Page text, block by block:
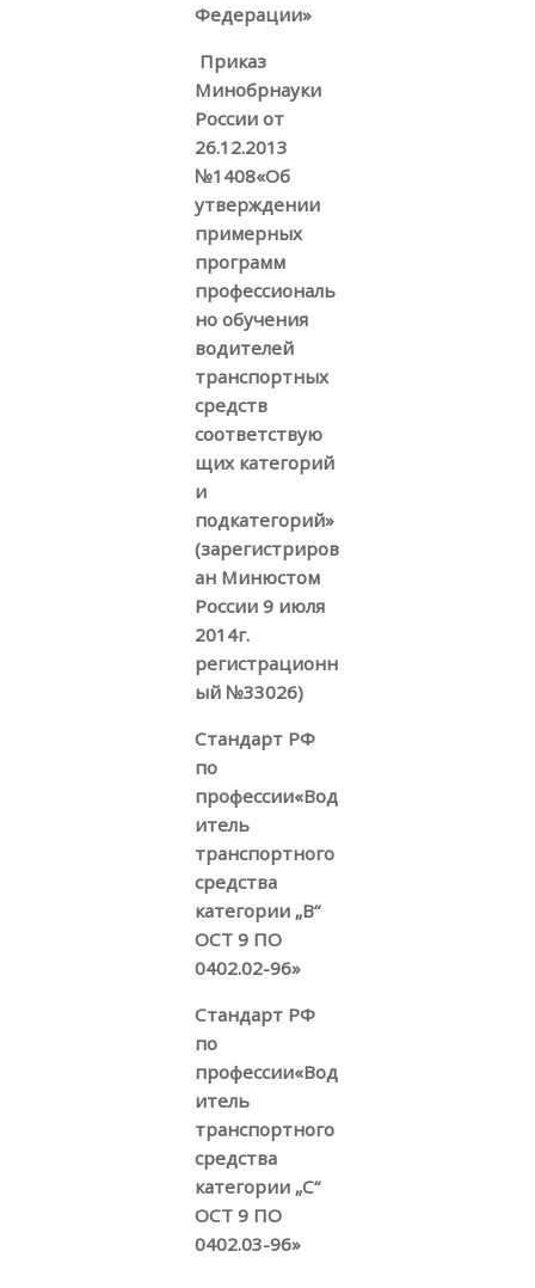
Федерации»
Приказ
Минобрнауки
России от
26.12.2013
№1408«Об
утверждении
примерных
программ
профессиональ
но обучения
водителей
транспортных
средств
соответствую
щих категорий
и
подкатегорий»
(зарегистриров
ан Минюстом
России 9 июля
2014г.
регистрационн
ый №33026)
Стандарт РФ
по
профессии«Вод
итель
транспортного
средства
категории „В“
ОСТ 9 ПО
0402.02-96»
Стандарт РФ
по
профессии«Вод
итель
транспортного
средства
категории „С“
ОСТ 9 ПО
0402.03-96»